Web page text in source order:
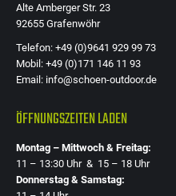
Alte Amberger Str. 23
92655 Grafenwöhr
Telefon: +49 (0)9641 929 99 73
Mobil: +49 (0)171 146 11 93
Email: info@schoen-outdoor.de
ÖFFNUNGSZEITEN LADEN
Montag – Mittwoch & Freitag:
11 – 13:30 Uhr & 15 – 18 Uhr
Donnerstag & Samstag: